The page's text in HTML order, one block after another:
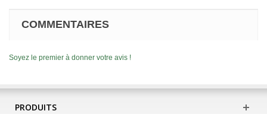
COMMENTAIRES
Soyez le premier à donner votre avis !
PRODUITS